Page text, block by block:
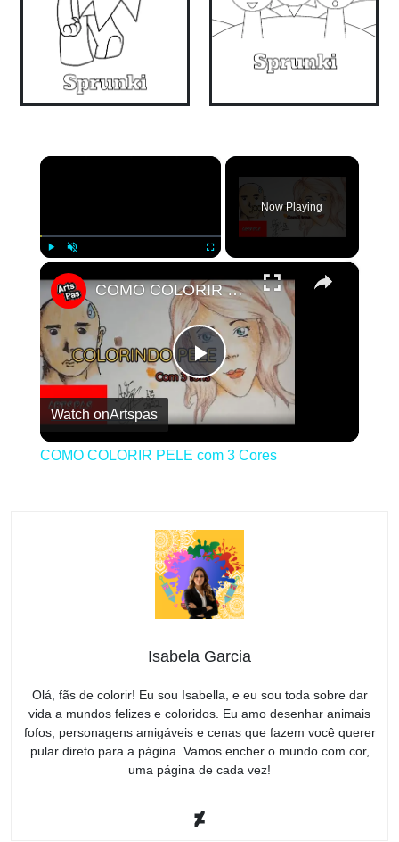
×
Now Playing
×
Play
Video
COMO COLORIR PELE com 3 Cores
Watch onArtspas
COMO COLORIR PELE com 3 Cores
Isabela Garcia
Olá, fãs de colorir! Eu sou Isabella, e eu sou toda sobre dar
vida a mundos felizes e coloridos. Eu amo desenhar animais
fofos, personagens amigáveis ​​e cenas que fazem você querer
pular direto para a página. Vamos encher o mundo com cor,
uma página de cada vez!